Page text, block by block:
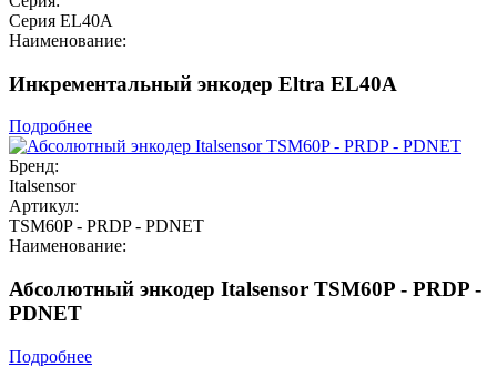
Серия EL40A
Наименование:
Инкрементальный энкодер Eltra EL40A
Подробнее
Бренд:
Italsensor
Артикул:
TSM60P - PRDP - PDNET
Наименование:
Абсолютный энкодер Italsensor TSM60P - PRDP -
PDNET
Подробнее